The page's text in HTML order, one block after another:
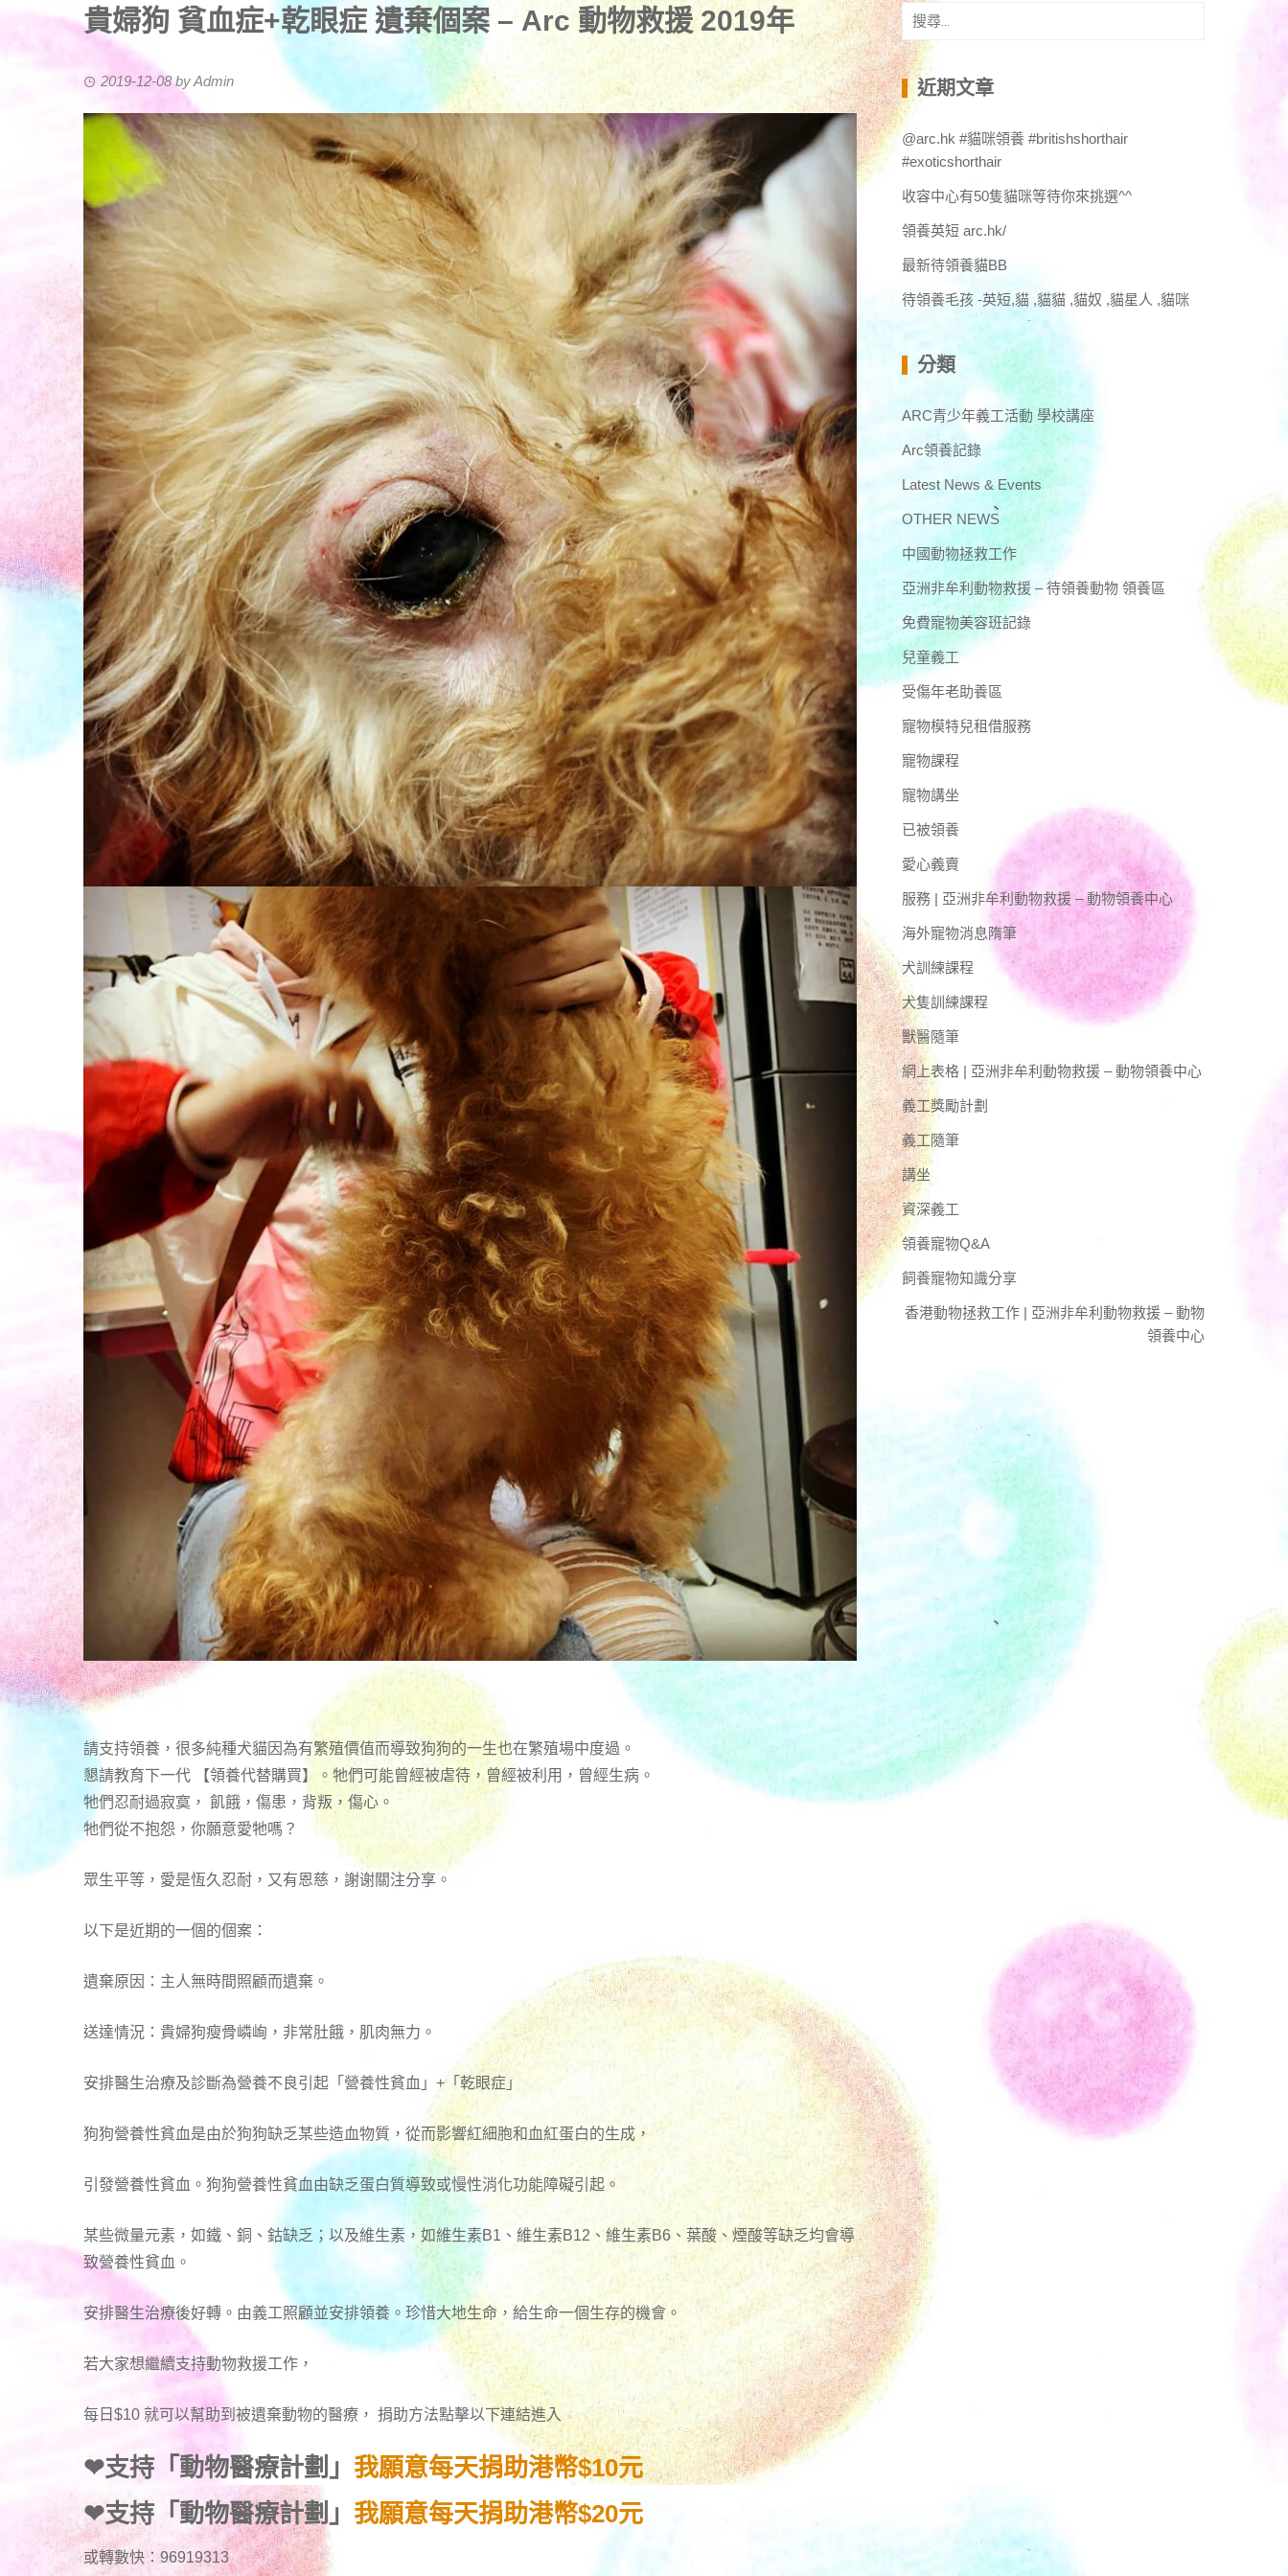
貴婦狗 貧血症+乾眼症 遺棄個案 – Arc 動物救援 2019年
2019-12-08byAdmin
請支持領養，很多純種犬貓因為有繁殖價值而導致狗狗的一生也在繁殖場中度過。
懇請教育下一代 【領養代替購買】。牠們可能曾經被虐待，曾經被利用，曾經生病。
牠們忍耐過寂寞， 飢餓，傷患，背叛，傷心。
牠們從不抱怨，你願意愛牠嗎？
眾生平等，愛是恆久忍耐，又有恩慈，謝谢關注分享。
以下是近期的一個的個案：
遺棄原因：主人無時間照顧而遺棄。
送達情況：貴婦狗瘦骨嶙峋，非常肚餓，肌肉無力。
安排醫生治療及診斷為營養不良引起「營養性貧血」+「乾眼症」
狗狗營養性貧血是由於狗狗缺乏某些造血物質，從而影響紅細胞和血紅蛋白的生成，
引發營養性貧血。狗狗營養性貧血由缺乏蛋白質導致或慢性消化功能障礙引起。
某些微量元素，如鐵、銅、鈷缺乏；以及維生素，如維生素B1、維生素B12、維生素B6、葉酸、煙酸等缺乏均會導
致營養性貧血。
安排醫生治療後好轉。由義工照顧並安排領養。珍惜大地生命，給生命一個生存的機會。
若大家想繼續支持動物救援工作，
每日$10 就可以幫助到被遺棄動物的醫療， 捐助方法點擊以下連結進入
❤支持「動物醫療計劃」 我願意每天捐助港幣$10元
❤支持「動物醫療計劃」 我願意每天捐助港幣$20元
或轉數快：96919313
搜
尋
關
鍵
字:
近期文章
@arc.hk #貓咪領養 #britishshorthair
#exoticshorthair
收容中心有50隻貓咪等待你來挑選^^
領養英短 arc.hk/
最新待領養貓BB
待領養毛孩 -英短,貓 ,貓貓 ,貓奴 ,貓星人 ,貓咪
分類
ARC青少年義工活動 學校講座
Arc領養記錄
Latest News & Events
OTHER NEWS
中國動物拯救工作
亞洲非牟利動物救援 – 待領養動物 領養區
免費寵物美容班記錄
兒童義工
受傷年老助養區
寵物模特兒租借服務
寵物課程
寵物講坐
已被領養
愛心義賣
服務 | 亞洲非牟利動物救援 – 動物領養中心
海外寵物消息隋筆
犬訓練課程
犬隻訓練課程
獸醫隨筆
網上表格 | 亞洲非牟利動物救援 – 動物領養中心
義工獎勵計劃
義工隨筆
講坐
資深義工
領養寵物Q&A
飼養寵物知識分享
香港動物拯救工作 | 亞洲非牟利動物救援 – 動物
領養中心